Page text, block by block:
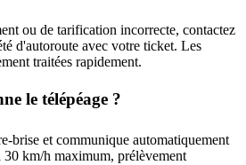
ou de tarification incorrecte, contactez
d'autoroute avec votre ticket. Les
traitées rapidement.
le télépéage ?
brise et communique automatiquement
30 km/h maximum, prélèvement